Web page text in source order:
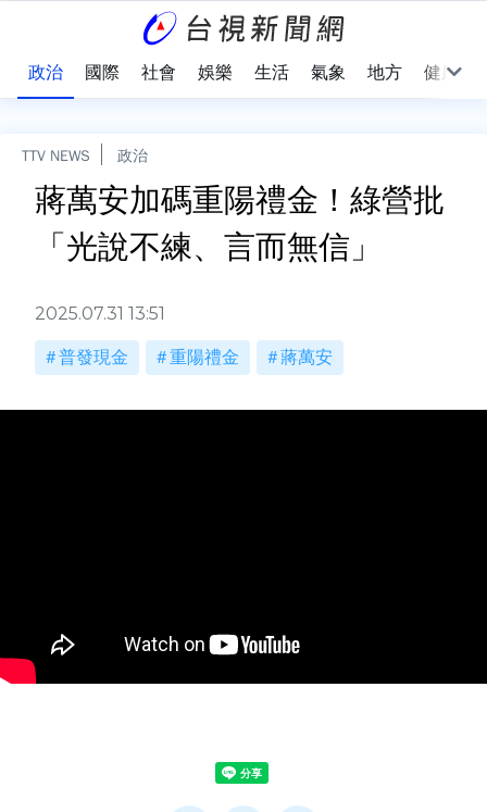
政治 國際 社會 娛樂 生活 氣象 地方 健康
TTV NEWS 政治
蔣萬安加碼重陽禮金！綠營批
「光說不練、言而無信」
2025.07.31 13:51
普發現金 重陽禮金 蔣萬安